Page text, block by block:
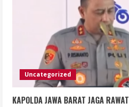
Uncategorized
KAPOLDA JAWA BARAT JAGA RAWAT